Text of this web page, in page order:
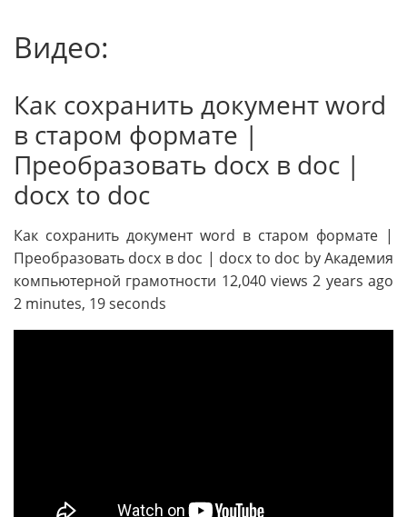
Видео:
Как сохранить документ word
в старом формате |
Преобразовать docx в doc |
docx to doc
Как сохранить документ word в старом формате |
Преобразовать docx в doc | docx to doc by Академия
компьютерной грамотности 12,040 views 2 years ago
2 minutes, 19 seconds